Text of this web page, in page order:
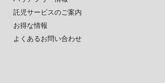
託児サービスのご案内
お得な情報
よくあるお問い合わせ